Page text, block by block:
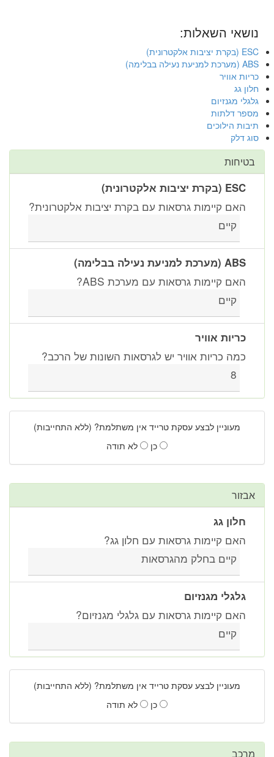
נושאי השאלות:
ESC (בקרת יציבות אלקטרונית)
ABS (מערכת למניעת נעילה בבלימה)
כריות אוויר
חלון גג
גלגלי מגנזיום
מספר דלתות
תיבות הילוכים
סוג דלק
בטיחות
ESC (בקרת יציבות אלקטרונית)
האם קיימות גרסאות עם בקרת יציבות אלקטרונית?
קיים
ABS (מערכת למניעת נעילה בבלימה)
האם קיימות גרסאות עם מערכת ABS?
קיים
כריות אוויר
כמה כריות אוויר יש לגרסאות השונות של הרכב?
8
מעוניין לבצע עסקת טרייד אין משתלמת? (ללא התחייבות)
כן
לא תודה
אבזור
חלון גג
האם קיימות גרסאות עם חלון גג?
קיים בחלק מהגרסאות
גלגלי מגנזיום
האם קיימות גרסאות עם גלגלי מגנזיום?
קיים
מעוניין לבצע עסקת טרייד אין משתלמת? (ללא התחייבות)
כן
לא תודה
מרכב